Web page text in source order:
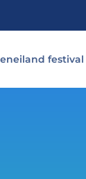
festival